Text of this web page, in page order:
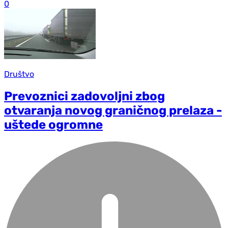
0
Društvo
Prevoznici zadovoljni zbog
otvaranja novog graničnog prelaza -
uštede ogromne